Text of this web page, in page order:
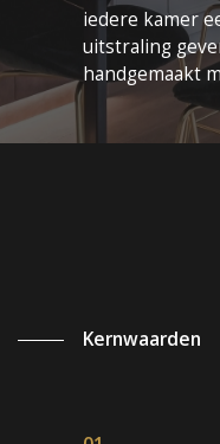
iedere kamer
uitstraling
handgemaakt
Kernwaarden